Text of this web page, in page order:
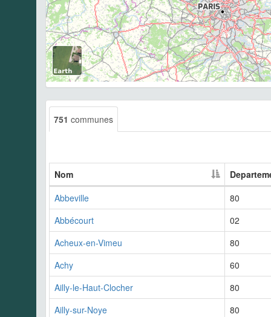
751 communes
Nom
Abbeville
80
Abbécourt
02
Acheux-en-Vimeu
80
Achy
60
Ailly-le-Haut-Clocher
80
Ailly-sur-Noye
80